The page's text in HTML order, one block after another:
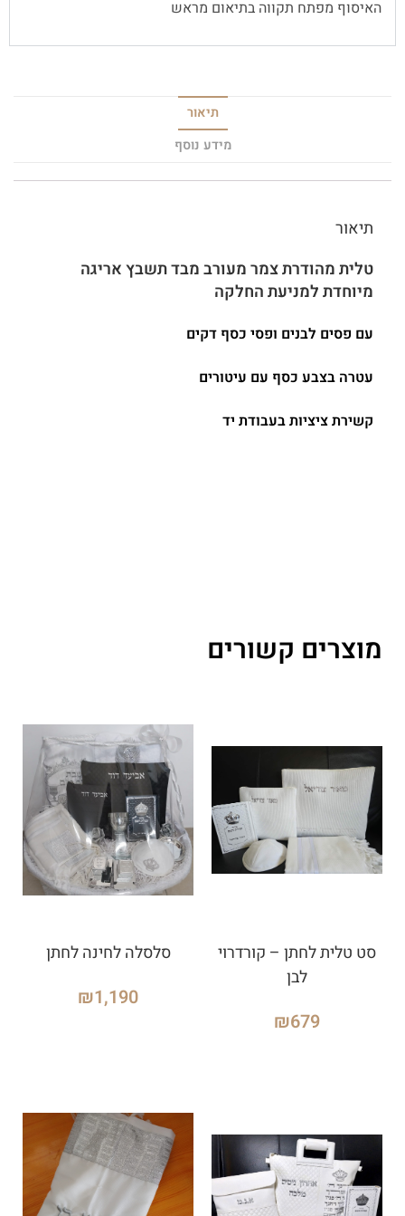
האיסוף מפתח תקווה בתיאום מראש
תיאור
מידע נוסף
תיאור
טלית מהודרת צמר מעורב מבד תשבץ אריגה
מיוחדת למניעת החלקה
עם פסים לבנים ופסי כסף דקים
עטרה בצבע כסף עם עיטורים
קשירת ציציות בעבודת יד
מוצרים קשורים
סט טלית לחתן – קורדרוי
לבן
₪679
סלסלה לחינה לחתן
₪1,190